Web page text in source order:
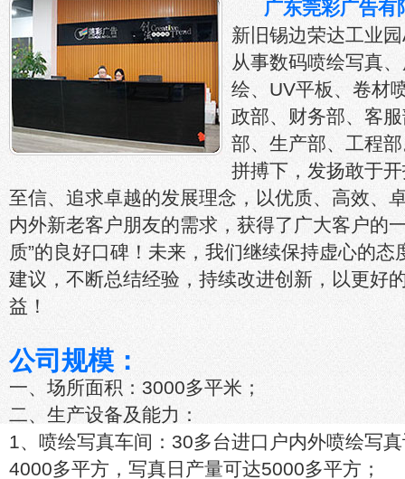
广东莞彩广告有
新旧锡边荣达工业
从事数码喷绘写真
绘、UV平板、卷材
政部、财务部、客
部、生产部、工程
拼搏下，发扬敢于
至信、追求卓越的发展理念，以优质、高效、
内外新老客户朋友的需求，获得了广大客户的
质”的良好口碑！未来，我们继续保持虚心的
建议，不断总结经验，持续改进创新，以更好
益！
公司规模：
一、场所面积：3000多平米；
二、生产设备及能力：
1、喷绘写真车间：30多台进口户内外喷绘写
4000多平方，写真日产量可达5000多平方；